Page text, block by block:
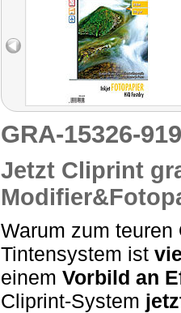
GRA-15326-
Jetzt Cliprint
Warum zum
Tintensystem ist
einem Vorbild an
Cliprint-System